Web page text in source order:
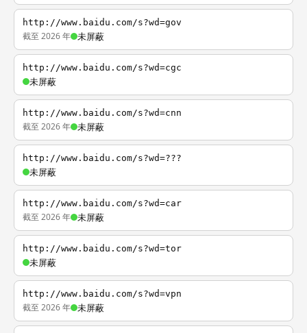
http://www.baidu.com/s?wd=gov
截至 2026 年 未屏蔽
http://www.baidu.com/s?wd=cgc
未屏蔽
http://www.baidu.com/s?wd=cnn
截至 2026 年 未屏蔽
http://www.baidu.com/s?wd=???
未屏蔽
http://www.baidu.com/s?wd=car
截至 2026 年 未屏蔽
http://www.baidu.com/s?wd=tor
未屏蔽
http://www.baidu.com/s?wd=vpn
截至 2026 年 未屏蔽